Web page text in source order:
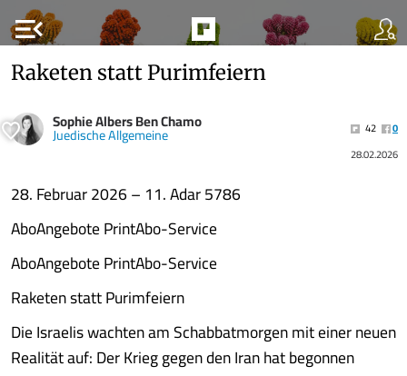
menu_open
Raketen statt Purimfeiern
Sophie Albers Ben Chamo
Juedische Allgemeine 42
0
28.02.2026
28. Februar 2026 – 11. Adar 5786
AboAngebote PrintAbo-Service
AboAngebote PrintAbo-Service
Raketen statt Purimfeiern
Die Israelis wachten am Schabbatmorgen mit einer neuen
Realität auf: Der Krieg gegen den Iran hat begonnen